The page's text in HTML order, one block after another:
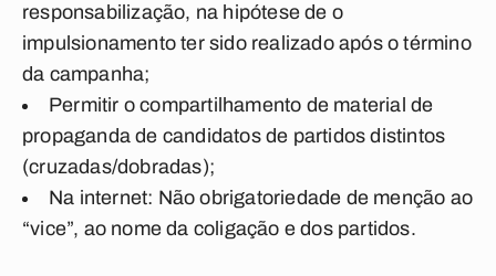
responsabilização, na hipótese de o
impulsionamento ter sido realizado após o término
da campanha;
Permitir o compartilhamento de material de
propaganda de candidatos de partidos distintos
(cruzadas/dobradas);
Na internet: Não obrigatoriedade de menção ao
“vice”, ao nome da coligação e dos partidos.